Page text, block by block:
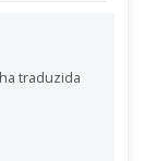
traduzida